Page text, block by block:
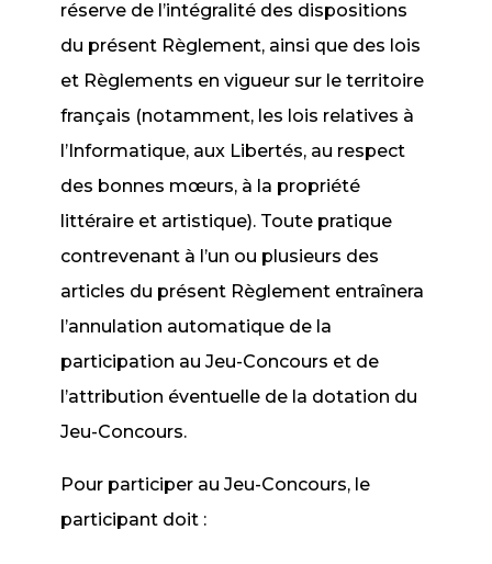
réserve de l’intégralité des dispositions
du présent Règlement, ainsi que des lois
et Règlements en vigueur sur le territoire
français (notamment, les lois relatives à
l’Informatique, aux Libertés, au respect
des bonnes mœurs, à la propriété
littéraire et artistique). Toute pratique
contrevenant à l’un ou plusieurs des
articles du présent Règlement entraînera
l’annulation automatique de la
participation au Jeu-Concours et de
l’attribution éventuelle de la dotation du
Jeu-Concours.
Pour participer au Jeu-Concours, le
participant doit :